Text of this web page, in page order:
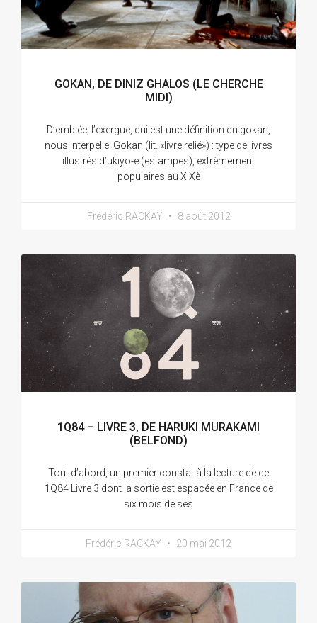
GOKAN, DE DINIZ GHALOS (LE CHERCHE
MIDI)
D’emblée, l’exergue, qui est une définition du gokan,
nous interpelle. Gokan (lit. «livre relié») : type de livres
illustrés d’ukiyo-e (estampes), extrêmement
populaires au XIXè
Frédéric RACKAY 8 août 2012
1Q84 – LIVRE 3, DE HARUKI MURAKAMI
(BELFOND)
Tout d’abord, un premier constat à la lecture de ce
1Q84 Livre 3 dont la sortie est espacée en France de
six mois de ses
Frédéric RACKAY 20 mai 2012